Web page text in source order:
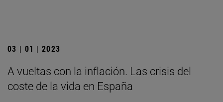
03 | 01 | 2023
A vueltas con la inflación. Las crisis del
coste de la vida en España